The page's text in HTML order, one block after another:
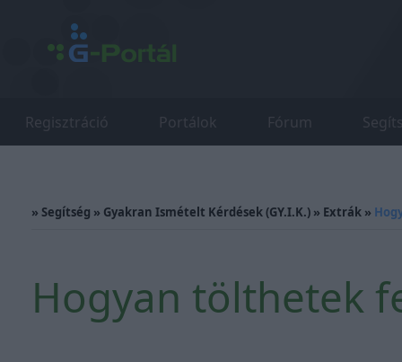
Regisztráció Portálok Fórum
» Segítség » Gyakran Ismételt Kérdések (GY.I.K.) » Extrák »
Hogyan tölthetek